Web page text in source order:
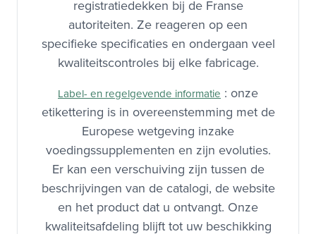
registratiedekken bij de Franse
autoriteiten. Ze reageren op een
specifieke specificaties en ondergaan veel
kwaliteitscontroles bij elke fabricage.
Label- en regelgevende informatie : onze
etikettering is in overeenstemming met de
Europese wetgeving inzake
voedingssupplementen en zijn evoluties.
Er kan een verschuiving zijn tussen de
beschrijvingen van de catalogi, de website
en het product dat u ontvangt. Onze
kwaliteitsafdeling blijft tot uw beschikking